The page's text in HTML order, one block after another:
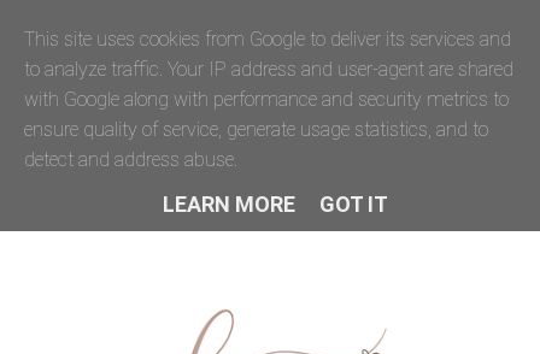
This site uses cookies from Google to deliver its services and
to analyze traffic. Your IP address and user-agent are shared
with Google along with performance and security metrics to
ensure quality of service, generate usage statistics, and to
detect and address abuse.
LEARN MORE GOT IT